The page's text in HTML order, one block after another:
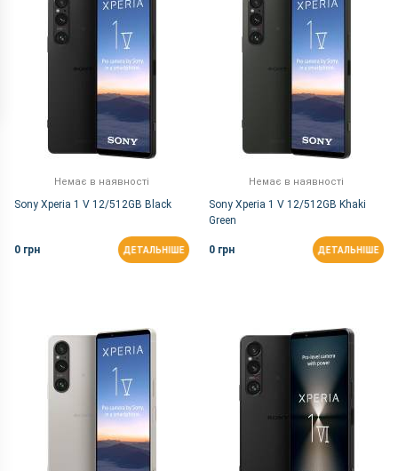
Немає в наявності
Sony Xperia 1 V 12/512GB Black
0 грн ДЕТАЛЬНІШЕ
Немає в наявності
Sony Xperia 1 V 12/512GB Khaki
Green
0 грн ДЕТАЛЬНІШЕ